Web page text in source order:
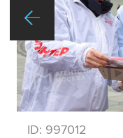
ID: 997012